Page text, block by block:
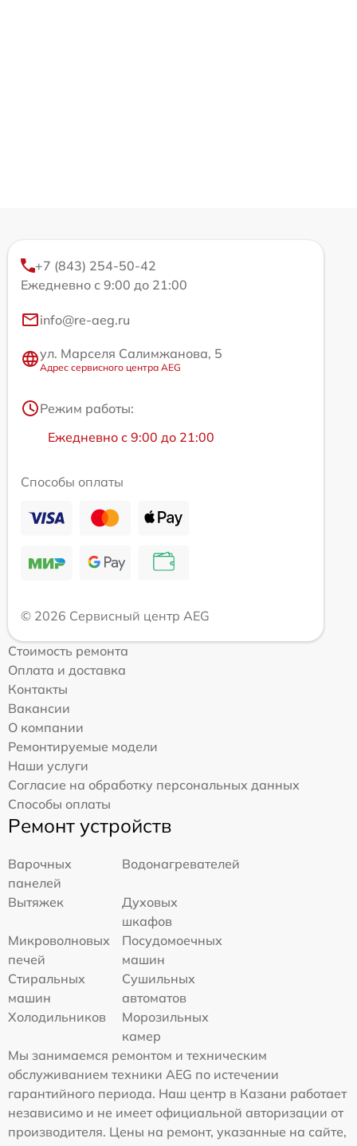
+7 (843) 254-50-42
Ежедневно с 9:00 до 21:00
info@re-aeg.ru
ул. Марселя Салимжанова, 5
Адрес сервисного центра AEG
Режим работы:
Ежедневно с 9:00 до 21:00
Способы оплаты
© 2026 Сервисный центр AEG
Стоимость ремонта
Оплата и доставка
Контакты
Вакансии
О компании
Ремонтируемые модели
Наши услуги
Согласие на обработку персональных данных
Способы оплаты
Ремонт устройств
Варочных
панелей
Водонагревателей
Вытяжек
Духовых
шкафов
Микроволновых
печей
Посудомоечных
машин
Стиральных
машин
Сушильных
автоматов
Холодильников
Морозильных
камер
Мы занимаемся ремонтом и техническим
обслуживанием техники AEG по истечении
гарантийного периода. Наш центр в Казани работает
независимо и не имеет официальной авторизации от
производителя. Цены на ремонт, указанные на сайте,